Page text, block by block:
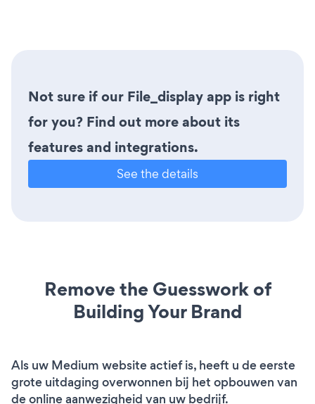
Not sure if our File_display app is right
for you? Find out more about its
features and integrations.
See the details
Remove the Guesswork of
Building Your Brand
Als uw Medium website actief is, heeft u de eerste
grote uitdaging overwonnen bij het opbouwen van
de online aanwezigheid van uw bedrijf.